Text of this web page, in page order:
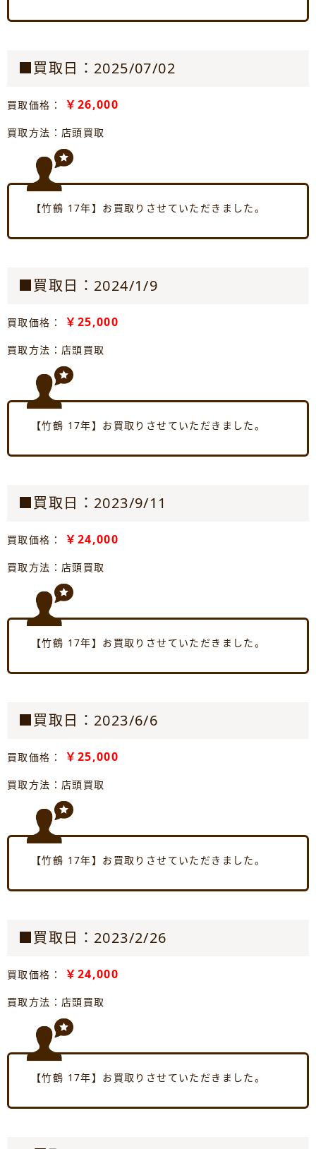
■買取日：2025/07/02
買取価格： ￥26,000
買取方法：店頭買取
【竹鶴 17年】お買取りさせていただきました。
■買取日：2024/1/9
買取価格： ￥25,000
買取方法：店頭買取
【竹鶴 17年】お買取りさせていただきました。
■買取日：2023/9/11
買取価格： ￥24,000
買取方法：店頭買取
【竹鶴 17年】お買取りさせていただきました。
■買取日：2023/6/6
買取価格： ￥25,000
買取方法：店頭買取
【竹鶴 17年】お買取りさせていただきました。
■買取日：2023/2/26
買取価格： ￥24,000
買取方法：店頭買取
【竹鶴 17年】お買取りさせていただきました。